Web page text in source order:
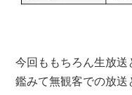
今回ももちろん生放
鑑みて無観客での放送